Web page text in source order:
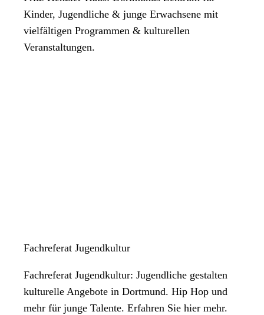
Kinder, Jugendliche & junge Erwachsene mit
vielfältigen Programmen & kulturellen
Veranstaltungen.
Fachreferat Jugendkultur
Fachreferat Jugendkultur: Jugendliche gestalten
kulturelle Angebote in Dortmund. Hip Hop und
mehr für junge Talente. Erfahren Sie hier mehr.